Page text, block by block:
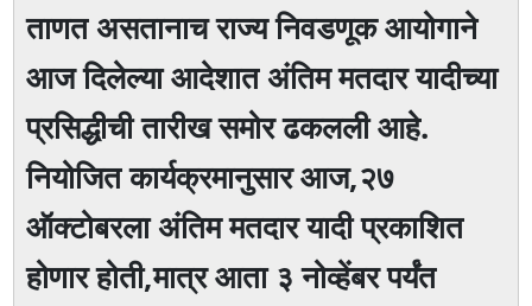
ताणत असतानाच राज्य निवडणूक आयोगाने
आज दिलेल्या आदेशात अंतिम मतदार यादीच्या
प्रसिद्धीची तारीख समोर ढकलली आहे.
नियोजित कार्यक्रमानुसार आज,२७
ऑक्टोबरला अंतिम मतदार यादी प्रकाशित
होणार होती,मात्र आता ३ नोव्हेंबर पर्यंत